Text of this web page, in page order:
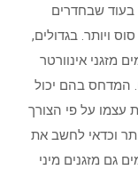
במזגן של כ 1 כוח סוס בעוד שבחדרים
בגדולים יותר של כ 3 או 4 כוח סוס ויותר. בגדולים,
מזגני אינוורטר
המדחס בהם יכול
עצמו על פי הצורך
וכדאי לחשב את
גם מזגנים מיני